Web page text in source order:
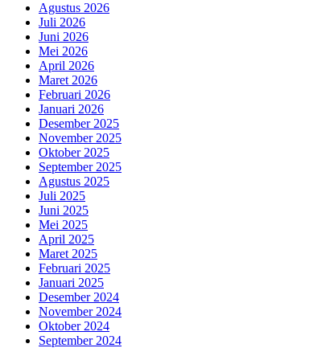
Agustus 2026
Juli 2026
Juni 2026
Mei 2026
April 2026
Maret 2026
Februari 2026
Januari 2026
Desember 2025
November 2025
Oktober 2025
September 2025
Agustus 2025
Juli 2025
Juni 2025
Mei 2025
April 2025
Maret 2025
Februari 2025
Januari 2025
Desember 2024
November 2024
Oktober 2024
September 2024